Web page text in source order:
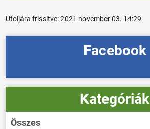
Utoljára frissítve:2021 november 03. 14:29
Facebook
Kategóriák
Összes